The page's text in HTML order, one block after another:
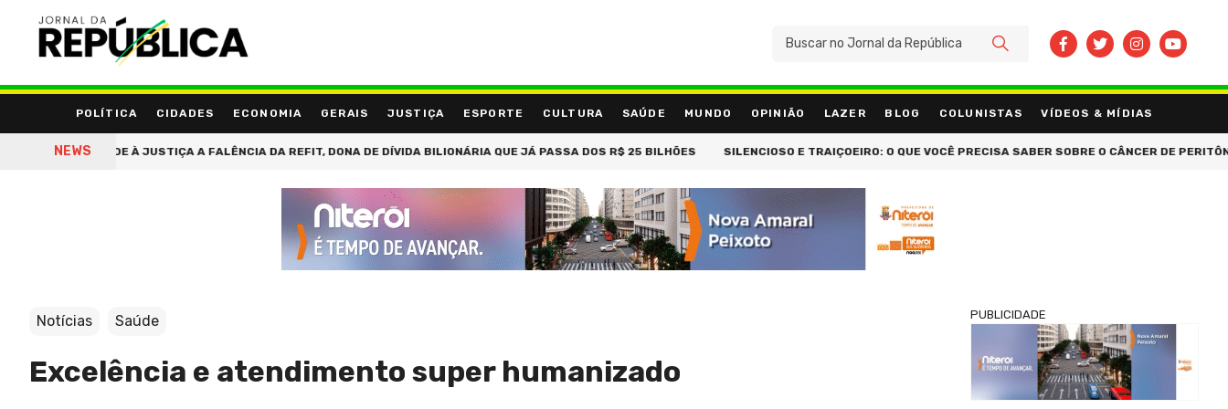
POLÍTICA CIDADES ECONOMIA GERAIS JUSTIÇA ESPORTE CULTURA SAÚDE MUNDO OPINIÃO LAZER BLOG COLUNISTAS VÍDEOS & MÍDIAS
NEWS
DO RIO PEDE À JUSTIÇA A FALÊNCIA DA REFIT, DONA DE DÍVIDA BILIONÁRIA QUE JÁ PASSA DOS R$ 25 BILHÕES SILENCIOSO E TRAIÇOEIRO: O QUE VOCÊ PRECISA SABER SOBRE O CÂNCER DE PERITÔNIO
BUSCAR
Notícias Saúde
Excelência e atendimento super humanizado
PUBLICIDADE